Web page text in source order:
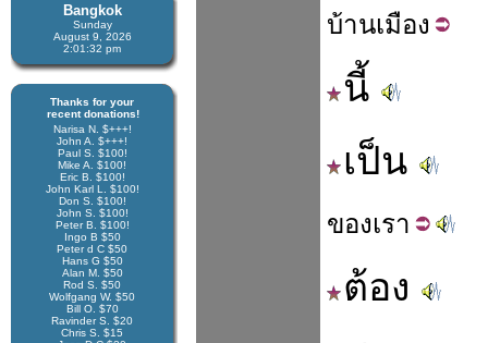
Bangkok
Sunday
August 9, 2026
2:01:32 pm
Thanks for your
recent donations!
Narisa N. $+++!
John A. $+++!
Paul S. $100!
Mike A. $100!
Eric B. $100!
John Karl L. $100!
Don S. $100!
John S. $100!
Peter B. $100!
Ingo B $50
Peter d C $50
Hans G $50
Alan M. $50
Rod S. $50
Wolfgang W. $50
Bill O. $70
Ravinder S. $20
Chris S. $15
บ้านเมือง
นี้
เป็น
ของเรา
ต้อง